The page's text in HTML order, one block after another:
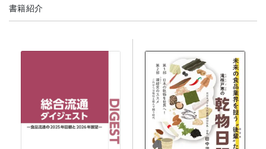
書籍紹介